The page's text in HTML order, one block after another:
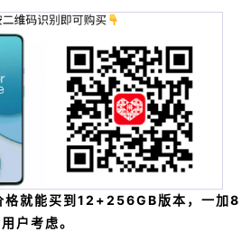
格就能买到12+256GB版本，一加8
户考虑。
性价比更高。更推荐安卓用户
Enco X：625元起 入耳式降噪
质在同价位段均表现不错，丹
持LHDC和蓝牙5.2，主动降
降噪、弱降噪、通透4个模式，
盖即连，拼多多百亿补贴价625
。 更推荐安卓用户搭配使用，
欢律App进行协同。 ③Bose 7
噪耳机，头戴式看体积就知道
接调节多档消噪程度，iOS和